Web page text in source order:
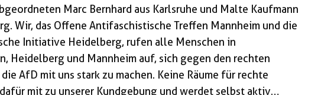
Marc Bernhard aus Karlsruhe und Malte Kaufmann
Wir, das Offene Antifaschistische Treffen Mannheim und die
Initiative Heidelberg, rufen alle Menschen in
Heidelberg und Mannheim auf, sich gegen den rechten
AfD mit uns stark zu machen. Keine Räume für rechte
mit zu unserer Kundgebung und werdet selbst aktiv